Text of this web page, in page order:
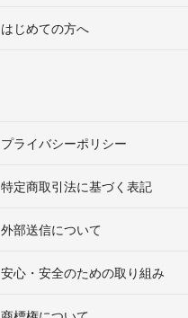
はじめての方へ
プライバシーポリシー
特定商取引法に基づく表記
外部送信について
安心・安全のための取り組み